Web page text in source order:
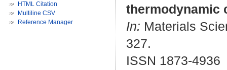
HTML Citation
Multiline CSV
Reference Manager
thermodynamic
In: Materials
327.
ISSN 1873-4936